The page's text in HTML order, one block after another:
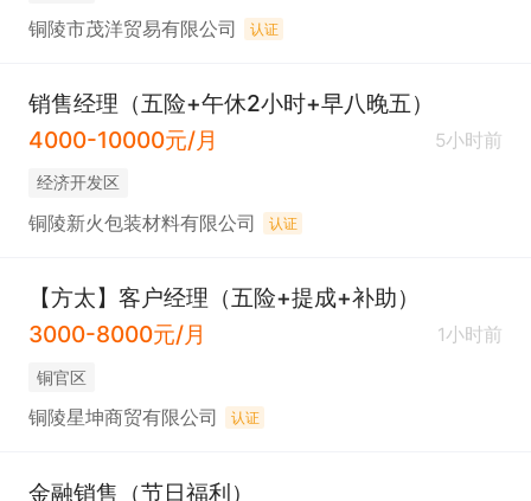
铜陵市茂洋贸易有限公司 认证
销售经理（五险+午休2小时+早八晚五）
4000-10000元/月
5小时前
经济开发区
铜陵新火包装材料有限公司 认证
【方太】客户经理（五险+提成+补助）
3000-8000元/月
1小时前
铜官区
铜陵星坤商贸有限公司 认证
金融销售（节日福利）